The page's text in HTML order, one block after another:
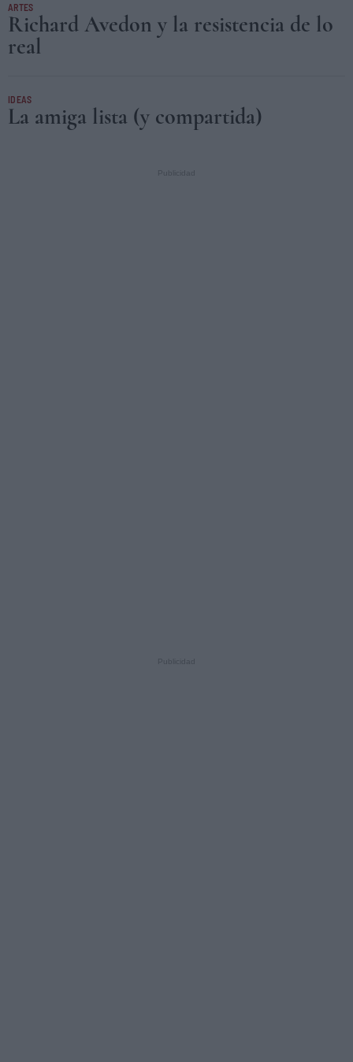
ARTES
Richard Avedon y la resistencia de lo
real
IDEAS
La amiga lista (y compartida)